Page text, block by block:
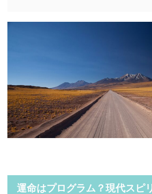
運命はプログラム？現代スピ